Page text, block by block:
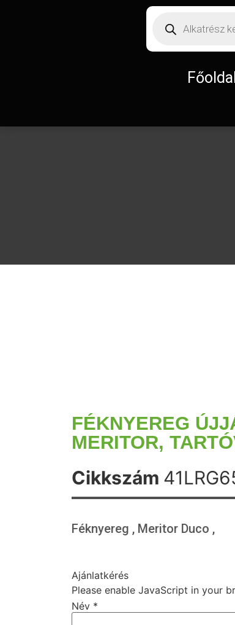
Főoldal
FÉKNYEREG
MERITOR,
Cikkszám
Féknyereg , Meritor Duco ,
Ajánlatkérés
Please enable JavaScript in your
Név *